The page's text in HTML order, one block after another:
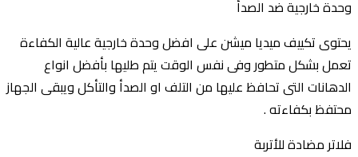
وحدة خارجية ضد الصدأ
يحتوى تكييف ميديا ميشن على افضل وحدة خارجية عالية الكفاءة
تعمل بشكل متطور وفى نفس الوقت يتم طليها بأفضل انواع
الدهانات التى تحافظ عليها من التلف او الصدأ والتأكل ويبقى الجهاز
محتفظ بكفاءته .
فلاتر مضادة للأتربة